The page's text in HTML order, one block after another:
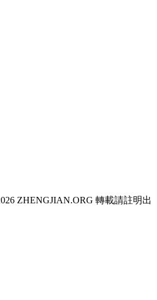
ZHENGJIAN.ORG 轉載請註明出